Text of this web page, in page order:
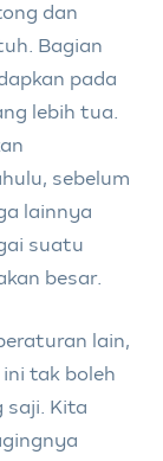
dan
Bagian
pada
lebih tua.
sebelum
lainnya
suatu
besar.
lain,
tak boleh
saji. Kita